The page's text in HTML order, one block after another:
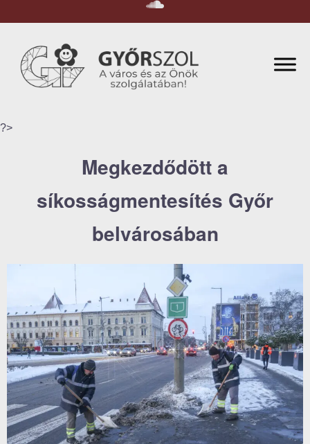
?>
Megkezdődött a
síkosságmentesítés Győr
belvárosában